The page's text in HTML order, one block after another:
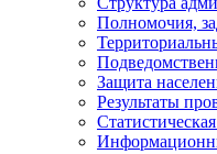
Полномочия,
Защита
Результаты